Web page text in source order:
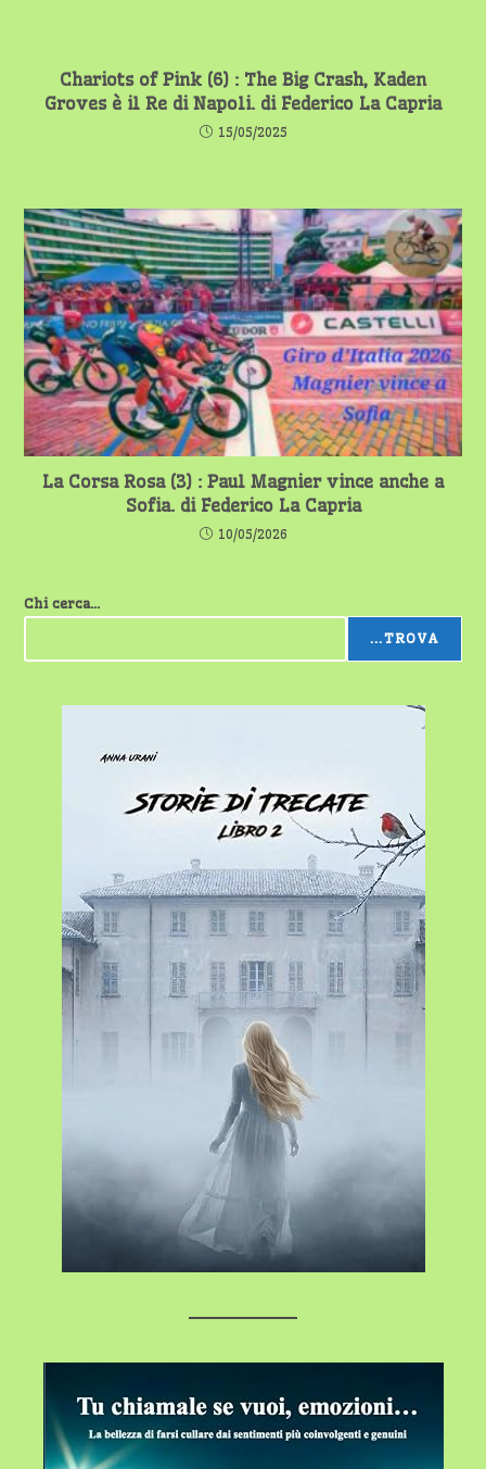
Chariots of Pink (6) : The Big Crash, Kaden
Groves è il Re di Napoli. di Federico La Capria
15/05/2025
La Corsa Rosa (3) : Paul Magnier vince anche a
Sofia. di Federico La Capria
10/05/2026
Chi cerca...
...TROVA